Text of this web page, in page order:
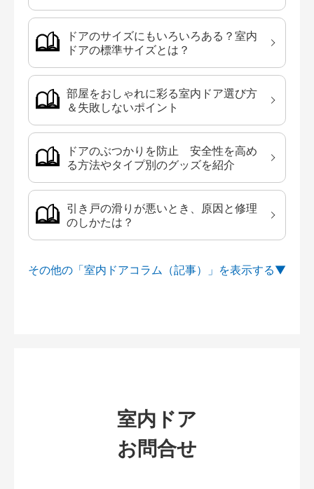
ドアのサイズにもいろいろある？室内
ドアの標準サイズとは？
部屋をおしゃれに彩る室内ドア選び方
＆失敗しないポイント
ドアのぶつかりを防止 安全性を高め
る方法やタイプ別のグッズを紹介
引き戸の滑りが悪いとき、原因と修理
のしかたは？
その他の「室内ドアコラム（記事）」を
室内ドア
お問合せ